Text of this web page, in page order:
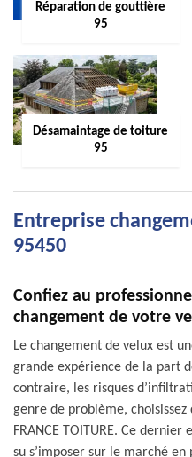
Réparation de gouttière
95
Désamaintage de toiture
95
Entreprise
95450
Confiez au
changement de votre
Le changement de velux est
grande expérience de la part
contraire, les risques
genre de problème,
FRANCE TOITURE. Ce
su s’imposer sur le marché